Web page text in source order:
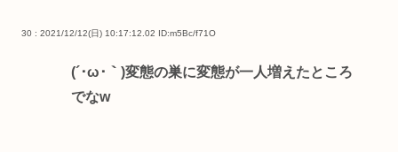
30 : 2021/12/12(日) 10:17:12.02 ID:m5Bc/f71O
(´･ω･｀)変態の巣に変態が一人増えたところ
でなw